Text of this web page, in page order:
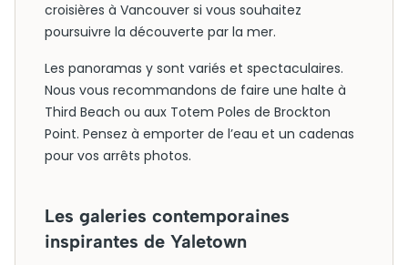
croisières à Vancouver si vous souhaitez
poursuivre la découverte par la mer.
Les panoramas y sont variés et spectaculaires.
Nous vous recommandons de faire une halte à
Third Beach ou aux Totem Poles de Brockton
Point. Pensez à emporter de l’eau et un cadenas
pour vos arrêts photos.
Les galeries contemporaines
inspirantes de Yaletown